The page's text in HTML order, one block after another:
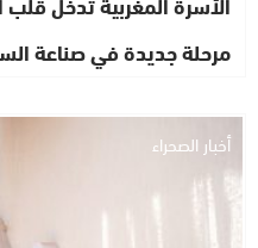
مرحلة جديدة في صناعة
أخبار الصحراء